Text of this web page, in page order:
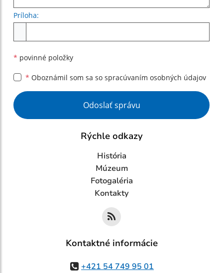
Príloha:
* povinné položky
* Oboznámil som sa so spracúvaním osobných údajov
Google reCaptcha Response
Odoslať správu
Rýchle odkazy
História
Múzeum
Fotogaléria
Kontakty
Kontaktné informácie
+421 54 749 95 01